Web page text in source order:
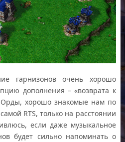
гарнизонов очень хорошо
дополнения – «возврата к
хорошо знакомые нам по
RTS, только на расстоянии
если даже музыкальное
будет сильно напоминать о